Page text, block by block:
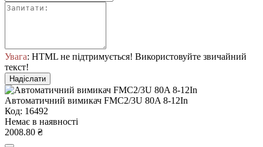
Увага: HTML не підтримується! Використовуйте звичайний
текст!
Надіслати
Автоматичний вимикач FMC2/3U 80A 8-12In
Код: 16492
Немає в наявності
2008.80 ₴